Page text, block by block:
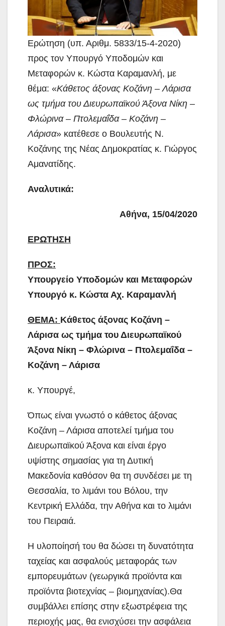
Ερώτηση (υπ. Αριθμ. 5833/15-4-2020)
προς τον Υπουργό Υποδομών και
Μεταφορών κ. Κώστα Καραμανλή, με
θέμα: «Κάθετος άξονας Κοζάνη – Λάρισα
ως τμήμα του Διευρωπαϊκού Άξονα Νίκη –
Φλώρινα – Πτολεμαΐδα – Κοζάνη –
Λάρισα» κατέθεσε ο Βουλευτής Ν.
Κοζάνης της Νέας Δημοκρατίας κ. Γιώργος
Αμανατίδης.
Αναλυτικά:
Αθήνα, 15/04/2020
ΕΡΩΤΗΣΗ
ΠΡΟΣ:
Υπουργείο Υποδομών και Μεταφορών
Υπουργό κ. Κώστα Αχ. Καραμανλή
ΘΕΜΑ: Κάθετος άξονας Κοζάνη –
Λάρισα ως τμήμα του Διευρωπαϊκού
Άξονα Νίκη – Φλώρινα – Πτολεμαΐδα –
Κοζάνη – Λάρισα
κ. Υπουργέ,
Όπως είναι γνωστό ο κάθετος άξονας
Κοζάνη – Λάρισα αποτελεί τμήμα του
Διευρωπαϊκού Άξονα και είναι έργο
υψίστης σημασίας για τη Δυτική
Μακεδονία καθόσον θα τη συνδέσει με τη
Θεσσαλία, το λιμάνι του Βόλου, την
Κεντρική Ελλάδα, την Αθήνα και το λιμάνι
του Πειραιά.
Η υλοποίησή του θα δώσει τη δυνατότητα
ταχείας και ασφαλούς μεταφοράς των
εμπορευμάτων (γεωργικά προϊόντα και
προϊόντα βιοτεχνίας – βιομηχανίας).Θα
συμβάλλει επίσης στην εξωστρέφεια της
περιοχής μας, θα ενισχύσει την ασφάλεια